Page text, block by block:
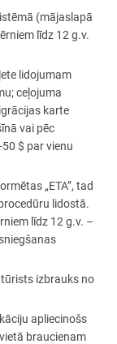
(mājaslapā
līdz 12 g.v.
lidojumam
ceļojuma
karte
vai pēc
$ par vienu
„ETA”, tad
lidostā.
līdz 12 g.v. –
izbrauks no
apliecinošs
braucienam